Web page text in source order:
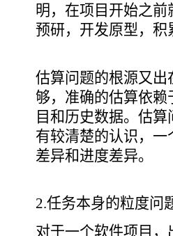
明，在项目开始之
预研，开发原型，积
估算问题的根源又
够，准确的估算依
目和历史数据。估
有较清楚的认识，
差异和进度差异。
2.任务本身的粒度问
对于一个软件项目